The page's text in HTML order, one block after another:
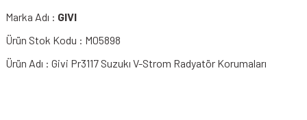
Marka Adı : GIVI
Ürün Stok Kodu : M05898
Ürün Adı : Givi Pr3117 Suzukı V-Strom Radyatör Korumaları